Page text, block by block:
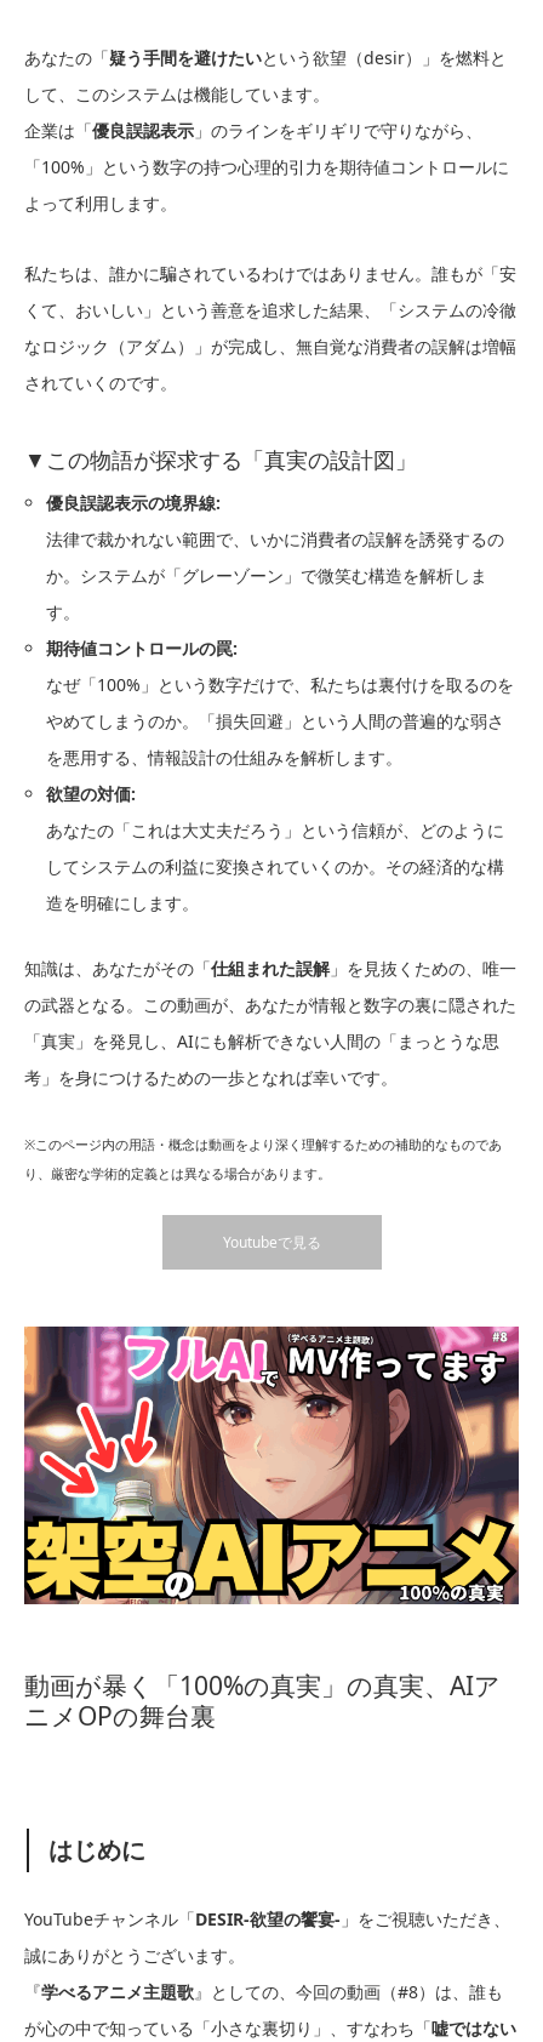
あなたの「疑う手間を避けたいという欲望（desir）」を燃料と
して、このシステムは機能しています。
企業は「優良誤認表示 」のラインをギリギリで守りながら、
「100%」という数字の持つ心理的引力を期待値コントロールに
よって利用します。
私たちは、誰かに騙されているわけではありません。誰もが「安
くて、おいしい」という善意を追求した結果、「システムの冷徹
なロジック（アダム）」が完成し、無自覚な消費者の誤解は増幅
されていくのです。
▼この物語が探求する「真実の設計図」
優良誤認表示の境界線:
法律で裁かれない範囲で、いかに消費者の誤解を誘発するの
か。システムが「グレーゾーン」で微笑む構造を解析しま
す。
期待値コントロールの罠:
なぜ「100%」という数字だけで、私たちは裏付けを取るのを
やめてしまうのか。「損失回避」という人間の普遍的な弱さ
を悪用する、情報設計の仕組みを解析します。
欲望の対価:
あなたの「これは大丈夫だろう」という信頼が、どのように
してシステムの利益に変換されていくのか。その経済的な構
造を明確にします。
知識は、あなたがその「仕組まれた誤解」を見抜くための、唯一
の武器となる。この動画が、あなたが情報と数字の裏に隠された
「真実」を発見し、AIにも解析できない人間の「まっとうな思
考」を身につけるための一歩となれば幸いです。
※このページ内の用語・概念は動画をより深く理解するための補助的なものであ
り、厳密な学術的定義とは異なる場合があります。
Youtubeで見る
動画が暴く「100%の真実」の真実、AIア
ニメOPの舞台裏
はじめに
YouTubeチャンネル「DESIR-欲望の饗宴- 」をご視聴いただき、
誠にありがとうございます。
『学べるアニメ主題歌』としての、今回の動画（#8）は、誰も
が心の中で知っている「小さな裏切り」、すなわち「嘘ではない